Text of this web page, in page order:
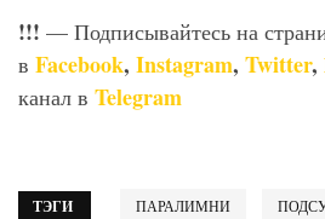
!!! — Подписывайтесь на
в Facebook, Instagram, Twitter,
канал в Telegram
ТЭГИ ПАРАЛИМНИ